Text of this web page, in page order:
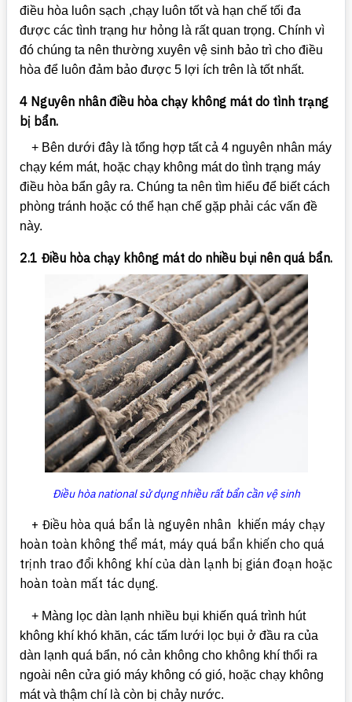
điều hòa luôn sạch ,chạy luôn tốt và hạn chế tối đa
được các tình trạng hư hỏng là rất quan trọng. Chính vì
đó chúng ta nên thường xuyên vệ sinh bảo trì cho điều
hòa để luôn đảm bảo được 5 lợi ích trên là tốt nhất.
4 Nguyên nhân điều hòa chạy không mát do tình trạng
bị bẩn.
+ Bên dưới đây là tổng hợp tất cả 4 nguyên nhân máy
chạy kém mát, hoặc chạy không mát do tình trạng máy
điều hòa bẩn gây ra. Chúng ta nên tìm hiểu để biết cách
phòng tránh hoặc có thể hạn chế gặp phải các vấn đề
này.
2.1 Điều hòa chạy không mát do nhiều bụi nên quá bẩn.
Điều hòa national sử dụng nhiều rất bẩn cần vệ sinh
+ Điều hòa quá bẩn là nguyên nhân khiến máy chạy
hoàn toàn không thể mát, máy quá bẩn khiến cho quá
trịnh trao đổi không khí của dàn lạnh bị gián đoạn hoặc
hoàn toàn mất tác dụng.
+ Màng lọc dàn lạnh nhiều bụi khiến quá trình hút
không khí khó khăn, các tấm lưới lọc bụi ở đầu ra của
dàn lạnh quá bẩn, nó cản không cho không khí thổi ra
ngoài nên cửa gió máy không có gió, hoặc chạy không
mát và thậm chí là còn bị chảy nước.